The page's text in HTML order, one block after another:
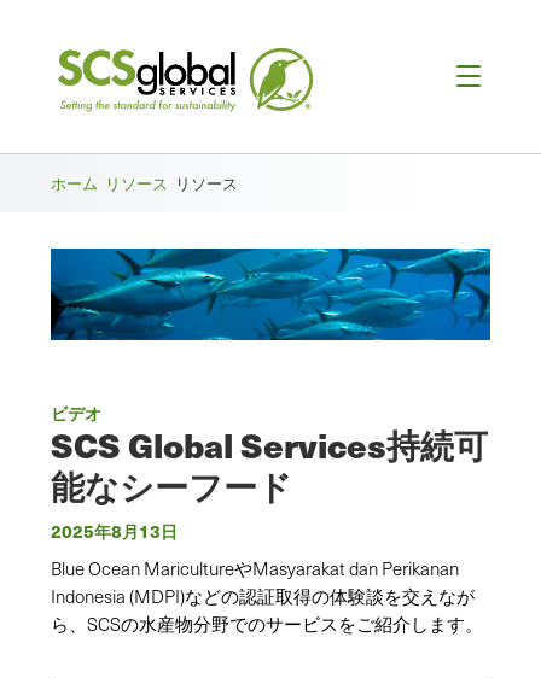
ホーム リソース リソース
ビデオ
SCS Global Services持続可
能なシーフード
2025年8月13日
Blue Ocean MaricultureやMasyarakat dan Perikanan
Indonesia (MDPI)などの認証取得の体験談を交えなが
ら、SCSの水産物分野でのサービスをご紹介します。